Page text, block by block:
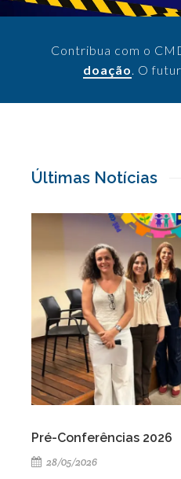
Contribua com o
doação. O
Últimas Notícias
Pré-Conferências 2026
28/05/2026